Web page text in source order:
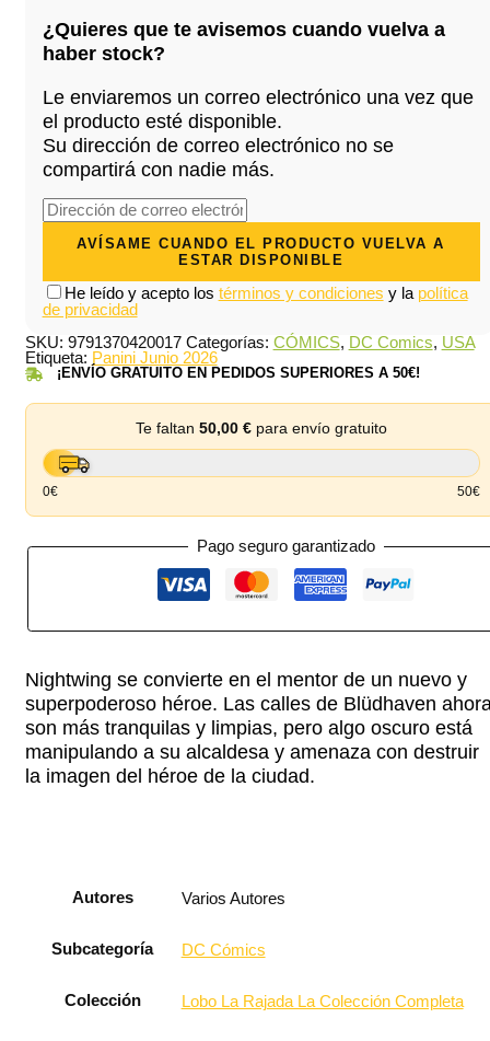
era:
65,00 €.
¿Quieres que te avisemos cuando vuelva a
haber stock?
Le enviaremos un correo electrónico una vez que
el producto esté disponible.
Su dirección de correo electrónico no se
compartirá con nadie más.
He leído y acepto los términos y condiciones y la política
de privacidad
SKU: 9791370420017 Categorías: CÓMICS, DC Comics, USA
Etiqueta: Panini Junio 2026
¡ENVÍO GRATUITO EN PEDIDOS SUPERIORES A 50€!
Te faltan 50,00 €para envío gratuito
0€ 50€
Pago seguro garantizado
Nightwing se convierte en el mentor de un nuevo y
superpoderoso héroe. Las calles de Blüdhaven
son más tranquilas y limpias, pero algo oscuro está
manipulando a su alcaldesa y amenaza con destruir
la imagen del héroe de la ciudad.
Autores Varios Autores
Subcategoría DC Cómics
Colección Lobo La Rajada La Colección Completa